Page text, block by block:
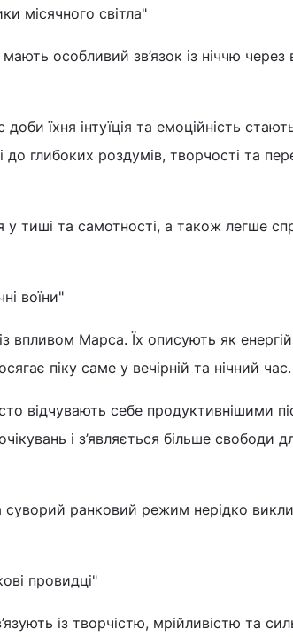
місячного світла"
особливий зв’язок із ніччю через
їхня інтуїція та емоційність
глибоких роздумів, творчості та
у тиші та самотності, а також легше
воїни"
впливом Марса. Їх описують як
піку саме у вечірній та нічний час.
відчувають себе продуктивнішими
і з’являється більше свободи
суворий ранковий режим нерідко
провидці"
із творчістю, мрійливістю та